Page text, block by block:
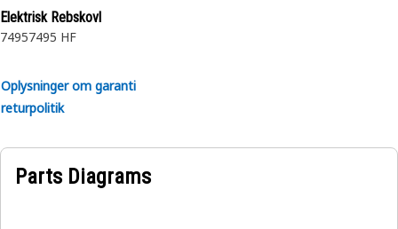
plads.
holdbarhed, pålidelighed og produktivitet.
• Lavet af holdbare materialer, der giver styrke og
fordybningen i boringen.
Elektrisk Rebskovl
74957495 HF
Oplysninger om garanti
returpolitik
Parts Diagrams